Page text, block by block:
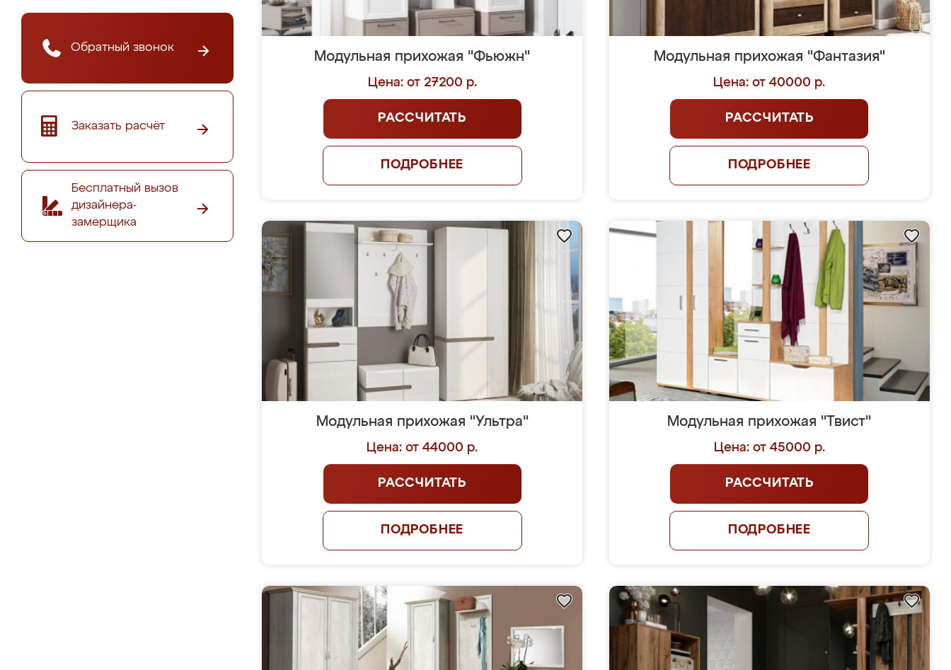
Обратный звонок
Заказать расчёт
Бесплатный вызов
дизайнера-
замерщика
Модульная прихожая "Фьюжн"
Цена: от 27200 р.
РАССЧИТАТЬ
ПОДРОБНЕЕ
Модульная прихожая "Фантазия"
Цена: от 40000 р.
РАССЧИТАТЬ
ПОДРОБНЕЕ
Модульная прихожая "Ультра"
Цена: от 44000 р.
РАССЧИТАТЬ
ПОДРОБНЕЕ
Модульная прихожая "Твист"
Цена: от 45000 р.
РАССЧИТАТЬ
ПОДРОБНЕЕ